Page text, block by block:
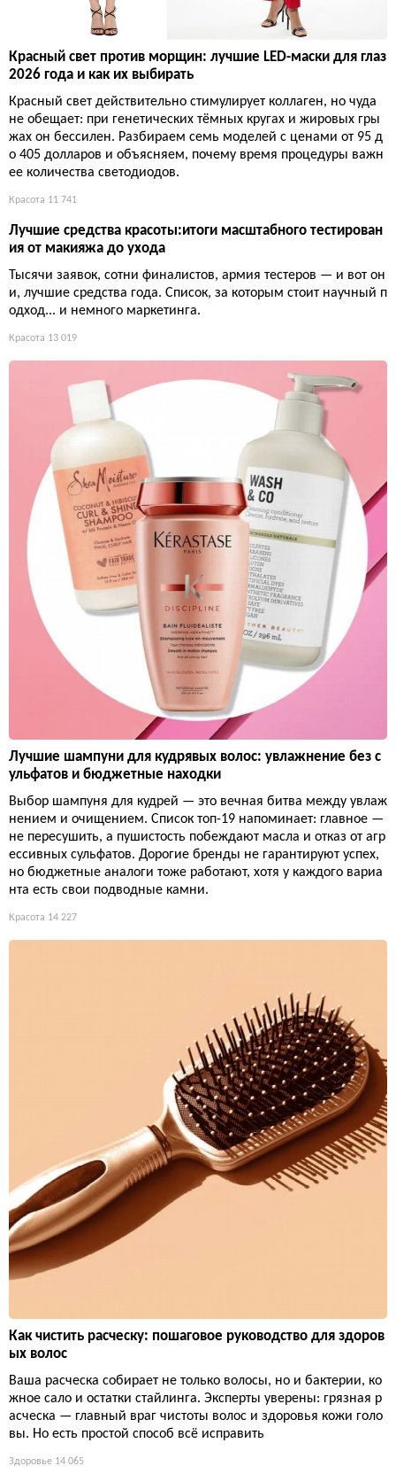
Красный свет против морщин: лучшие LED-маски для глаз
2026 года и как их выбирать
Красный свет действительно стимулирует коллаген, но чуда
не обещает: при генетических тёмных кругах и жировых гры
жах он бессилен. Разбираем семь моделей с ценами от 95 д
о 405 долларов и объясняем, почему время процедуры важн
ее количества светодиодов.
Красота 11 741
Лучшие средства красоты:итоги масштабного тестирован
ия от макияжа до ухода
Тысячи заявок, сотни финалистов, армия тестеров — и вот он
и, лучшие средства года. Список, за которым стоит научный п
одход... и немного маркетинга.
Красота 13 019
Лучшие шампуни для кудрявых волос: увлажнение без с
ульфатов и бюджетные находки
Выбор шампуня для кудрей — это вечная битва между увлаж
нением и очищением. Список топ-19 напоминает: главное —
не пересушить, а пушистость побеждают масла и отказ от агр
ессивных сульфатов. Дорогие бренды не гарантируют успех,
но бюджетные аналоги тоже работают, хотя у каждого вариа
нта есть свои подводные камни.
Красота 14 227
Как чистить расческу: пошаговое руководство для здоров
ых волос
Ваша расческа собирает не только волосы, но и бактерии, ко
жное сало и остатки стайлинга. Эксперты уверены: грязная р
асческа — главный враг чистоты волос и здоровья кожи голо
вы. Но есть простой способ всё исправить
Здоровье 14 065